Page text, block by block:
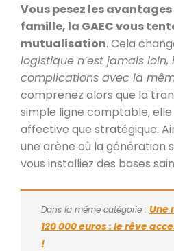
Vous pesez les avantages
famille, la GAEC vous
mutualisation. Cela
logistique n’est jamais loin,
complications avec la
comprenez alors que la
simple ligne comptable, elle
affective que stratégique.
une arène où la génération
vous installiez des bases
Dans la même catégorie : Une
120 000 euros : le rêve
!